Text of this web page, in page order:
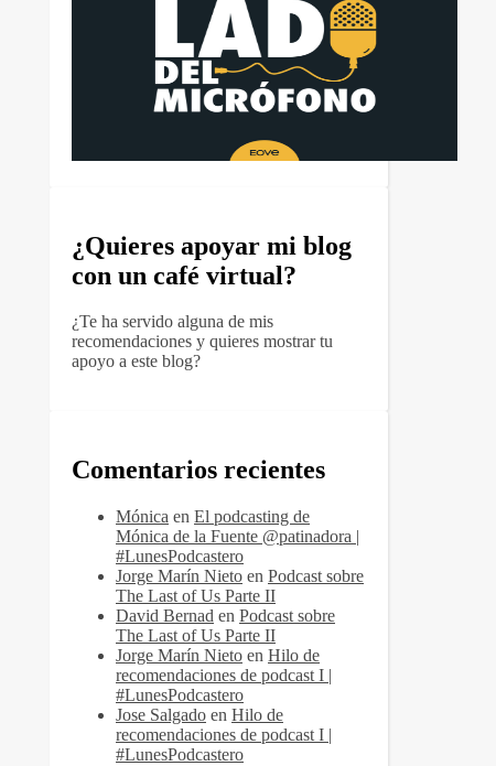
¿Quieres apoyar mi blog
con un café virtual?
¿Te ha servido alguna de mis
recomendaciones y quieres mostrar tu
apoyo a este blog?
Comentarios recientes
Mónica en El podcasting de
Mónica de la Fuente @patinadora |
#LunesPodcastero
Jorge Marín Nieto en Podcast sobre
The Last of Us Parte II
David Bernad en Podcast sobre
The Last of Us Parte II
Jorge Marín Nieto en Hilo de
recomendaciones de podcast I |
#LunesPodcastero
Jose Salgado en Hilo de
recomendaciones de podcast I |
#LunesPodcastero